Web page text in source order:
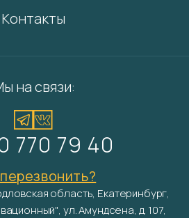
Контакты
на связи:
770 79 40
область, Екатеринбург,
ул. Амундсена, д. 107,